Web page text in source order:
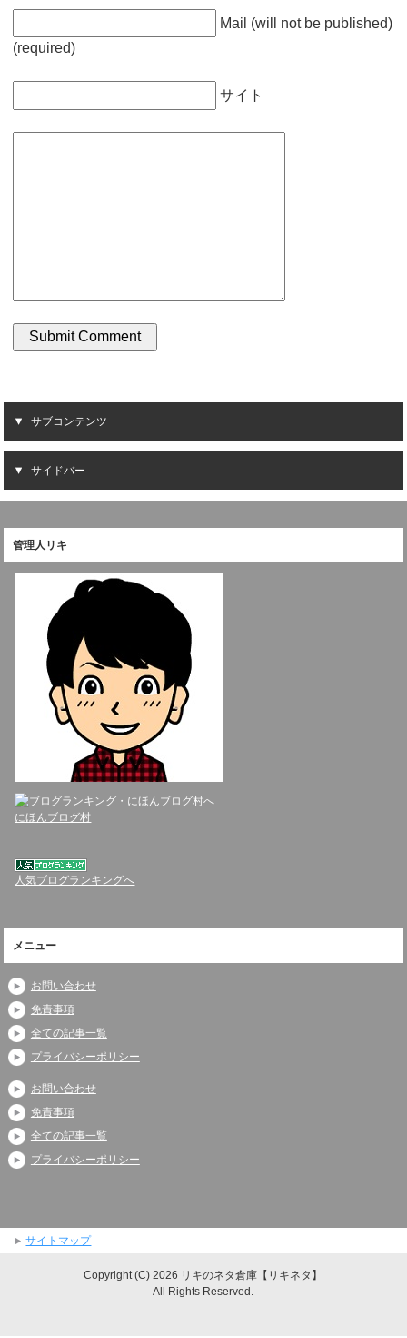
Mail (will not be published)
(required)
サイト
サブコンテンツ
サイドバー
管理人リキ
にほんブログ村
人気ブログランキングへ
メニュー
お問い合わせ
免責事項
全ての記事一覧
プライバシーポリシー
お問い合わせ
免責事項
全ての記事一覧
プライバシーポリシー
サイトマップ
Copyright (C) 2026 リキのネタ倉庫【リキネタ】
All Rights Reserved.